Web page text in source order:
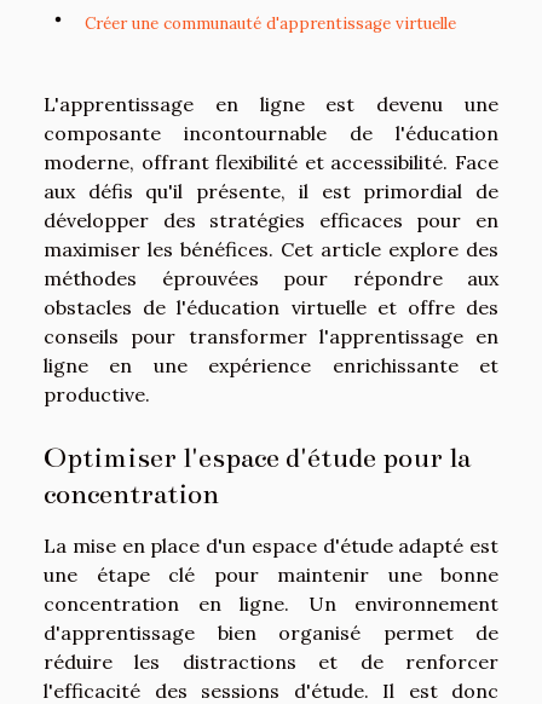
Créer une communauté d'apprentissage virtuelle
L'apprentissage en ligne est devenu une
composante incontournable de l'éducation
moderne, offrant flexibilité et accessibilité. Face
aux défis qu'il présente, il est primordial de
développer des stratégies efficaces pour en
maximiser les bénéfices. Cet article explore des
méthodes éprouvées pour répondre aux
obstacles de l'éducation virtuelle et offre des
conseils pour transformer l'apprentissage en
ligne en une expérience enrichissante et
productive.
Optimiser l'espace d'étude pour la
concentration
La mise en place d'un espace d'étude adapté est
une étape clé pour maintenir une bonne
concentration en ligne. Un environnement
d'apprentissage bien organisé permet de
réduire les distractions et de renforcer
l'efficacité des sessions d'étude. Il est donc